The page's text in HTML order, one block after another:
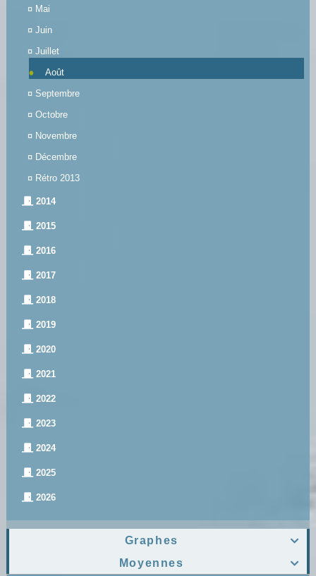
¤ Mai
¤ Juin
¤ Juillet
Août
¤ Septembre
¤ Octobre
¤ Novembre
¤ Décembre
¤ Rétro 2013
2014
2015
2016
2017
2018
2019
2020
2021
2022
2023
2024
2025
2026

Graphes

Moyennes